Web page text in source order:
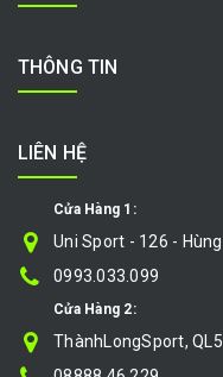
THÔNG TIN
LIÊN HỆ
Cửa Hàng 1:
Uni Sport - 126 -
0993.033.099
Cửa Hàng 2:
ThànhLongSport,